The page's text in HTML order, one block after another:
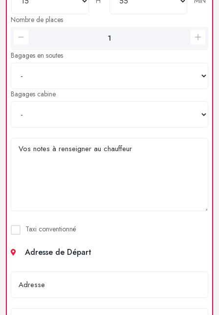
Nombre de places
Bagages en soutes
Bagages cabine
Taxi conventionné
Adresse de Départ